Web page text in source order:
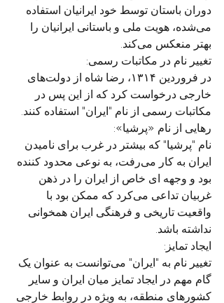
دوران باستان توسط خود ایرانیان استفاده
می‌شده، هویت ملی و باستانی ایرانیان را
بهتر منعکس می‌کند.
تغییر نام در مکاتبات رسمی:
در فروردین ۱۳۱۴، رضا شاه از دولت‌های
خارجی درخواست کرد که از این پس در
مکاتبات رسمی از نام "ایران" استفاده کنند.
رهایی از نام «پرشیا»:
نام "پرشیا" که بیشتر در غرب برای نامیدن
ایران به کار می‌رفت، به نوعی محدود کننده
بود و وجهه ای خاص از ایران را در ذهن
غربیان تداعی می‌کرد که ممکن بود با
واقعیت تاریخی و فرهنگی ایران همخوانی
نداشته باشد.
ایجاد تمایز:
تغییر نام به "ایران" می‌توانست به عنوان یک
گام مهم در ایجاد تمایز میان ایران و سایر
کشورهای منطقه، به ویژه در روابط خارجی